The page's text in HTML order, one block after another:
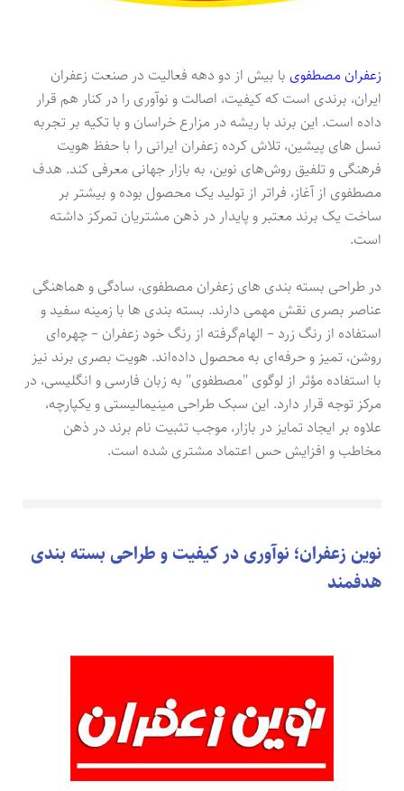
زعفران مصطفوی با بیش از دو دهه فعالیت در صنعت زعفران
ایران، برندی است که کیفیت، اصالت و نوآوری را در کنار هم قرار
داده است. این برند با ریشه در مزارع خراسان و با تکیه بر تجربه
نسل های پیشین، تلاش کرده زعفران ایرانی را با حفظ هویت
فرهنگی و تلفیق روش‌های نوین، به بازار جهانی معرفی کند. هدف
مصطفوی از آغاز، فراتر از تولید یک محصول بوده و بیشتر بر
ساخت یک برند معتبر و پایدار در ذهن مشتریان تمرکز داشته
است.
در طراحی بسته بندی های زعفران مصطفوی، سادگی و هماهنگی
عناصر بصری نقش مهمی دارند. بسته بندی ها با زمینه سفید و
استفاده از رنگ زرد – الهام‌گرفته از رنگ خود زعفران – چهره‌ای
روشن، تمیز و حرفه‌ای به محصول داده‌اند. هویت بصری برند نیز
با استفاده مؤثر از لوگوی "مصطفوی" به زبان فارسی و انگلیسی، در
مرکز توجه قرار دارد. این سبک طراحی مینیمالیستی و یکپارچه،
علاوه بر ایجاد تمایز در بازار، موجب تثبیت نام برند در ذهن
مخاطب و افزایش حس اعتماد مشتری شده است.
نوین زعفران؛ نوآوری در کیفیت و طراحی بسته بندی
هدفمند